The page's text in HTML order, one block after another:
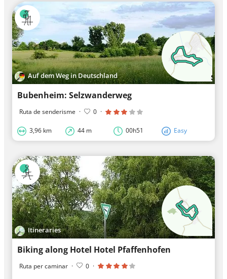
Auf dem Weg in Deutschland
Bubenheim: Selzwanderweg
Ruta de senderisme · 0 ·
3,96 km 44 m 00h51 Easy
Itineraries
Biking along Hotel Hotel Pfaffenhofen
Ruta per caminar · 0 ·